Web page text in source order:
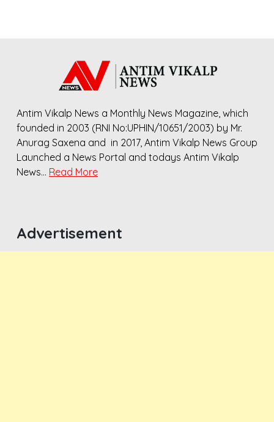
Antim Vikalp News a Monthly News Magazine, which
founded in 2003 (RNI No:UPHIN/10651/2003) by Mr.
Anurag Saxena and in 2017, Antim Vikalp News Group
Launched a News Portal and todays Antim Vikalp
News… Read More
Advertisement